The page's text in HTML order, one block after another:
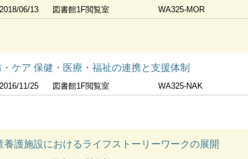
2018/06/13 図書館1F閲覧室 WA325-MOR
ケア 保健・医療・福祉の連携と支援体制
2016/11/25 図書館1F閲覧室 WA325-NAK
護施設におけるライフストーリーワークの展開